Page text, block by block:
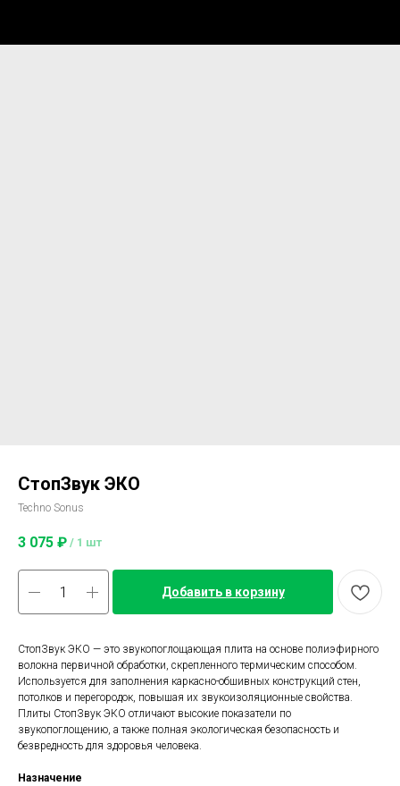
СтопЗвук ЭКО
Techno Sonus
3 075 ₽ / 1 шт
Добавить в корзину
СтопЗвук ЭКО — это звукопоглощающая плита на основе полиэфирного
волокна первичной обработки, скрепленного термическим способом.
Используется для заполнения каркасно-обшивных конструкций стен,
потолков и перегородок, повышая их звукоизоляционные свойства.
Плиты СтопЗвук ЭКО отличают высокие показатели по
звукопоглощению, а также полная экологическая безопасность и
безвредность для здоровья человека.
Назначение